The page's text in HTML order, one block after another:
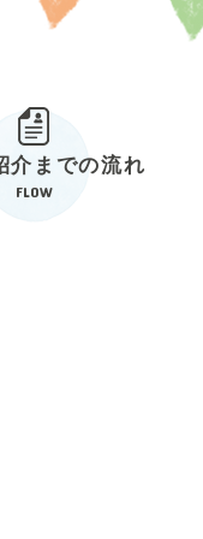
介 までの流れ
FLOW